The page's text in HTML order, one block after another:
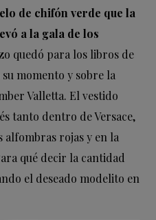
de chifón verde que la
a la gala de los
quedó para los libros de
momento y sobre la
Valletta. El vestido
tanto dentro de Versace,
alfombras rojas y en la
qué decir la cantidad
el deseado modelito en